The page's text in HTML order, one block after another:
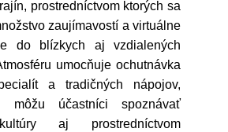
prostredníctvom ktorých sa
zaujímavostí a virtuálne
do blízkych aj vzdialených
umocňuje ochutnávka
a tradičných nápojov,
môžu účastníci spoznávať
aj prostredníctvom